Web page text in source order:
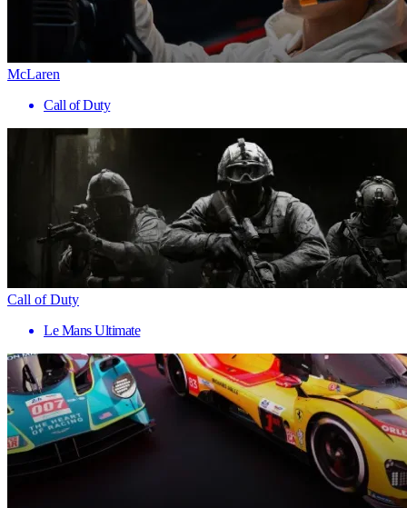
McLaren
Call of Duty
Call of Duty
Le Mans Ultimate